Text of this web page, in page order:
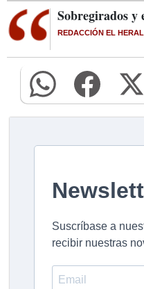
Sobregirados y
REDACCIÓN EL